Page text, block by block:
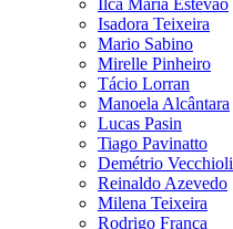
Isadora Teixeira
Mario Sabino
Mirelle Pinheiro
Tácio Lorran
Manoela Alcântara
Lucas Pasin
Tiago Pavinatto
Demétrio Vecchioli
Reinaldo Azevedo
Milena Teixeira
Rodrigo França